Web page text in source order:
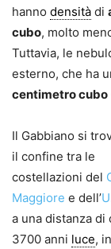
hanno densità di
cubo, molto
Tuttavia, le
esterno, che ha
centimetro cubo
Il Gabbiano si
il confine tra le
costellazioni del
Maggiore e dell’
a una distanza di
3700 anni luce,